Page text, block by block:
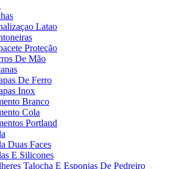
Latao
Proteção
De Mão
De Ferro
Inox
Branco
Cola
Portland
Duas Faces
E Silicones
Talocha E Esponjas De Pedreiro